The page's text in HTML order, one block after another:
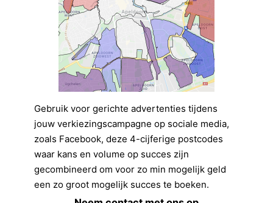
Gebruik voor gerichte advertenties tijdens
jouw verkiezingscampagne op sociale media,
zoals Facebook, deze 4-cijferige postcodes
waar kans en volume op succes zijn
gecombineerd om voor zo min mogelijk geld
een zo groot mogelijk succes te boeken.